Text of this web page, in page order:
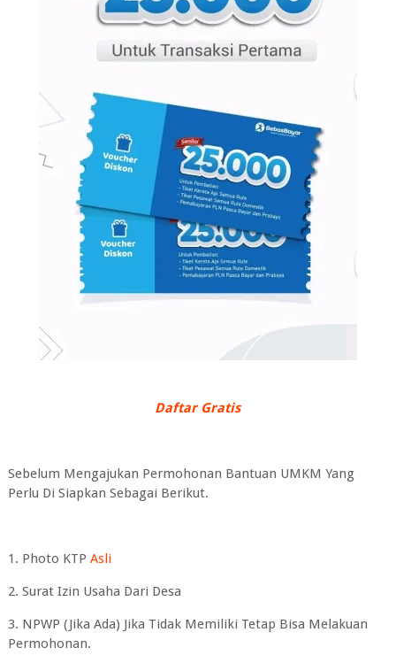
Daftar Gratis
Sebelum Mengajukan Permohonan Bantuan UMKM Yang
Perlu Di Siapkan Sebagai Berikut.
1. Photo KTP Asli
2. Surat Izin Usaha Dari Desa
3. NPWP (Jika Ada) Jika Tidak Memiliki Tetap Bisa Melakuan
Permohonan.